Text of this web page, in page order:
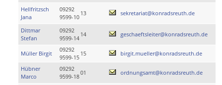
Hellfritzsch
Jana
09292
9599-10
13 sekretariat@konradsreuth.de
Dittmar
Stefan
09292
9599-14
14 geschaeftsleiter@konradsreuth.de
Müller Birgit
09292
9599-15
15 birgit.mueller@konradsreuth.de
Hübner
Marco
09292
9599-18
01 ordnungsamt@konradsreuth.de